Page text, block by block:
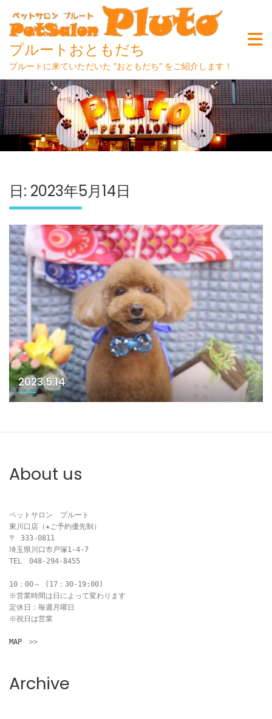
Skip
to
content
プルートおともだち
プルートに来ていただいた ”おともだち” をご紹介します！
日: 2023年5月14日
2023.5.14
About us
ペットサロン　プルート
東川口店（★ご予約優先制）
〒 333-0811
埼玉県川口市戸塚1-4-7
TEL　048-294-8455
10：00～ (17：30-19:00)
※営業時間は日によって変わります
定休日：毎週月曜日
※祝日は営業
MAP >>
Archive